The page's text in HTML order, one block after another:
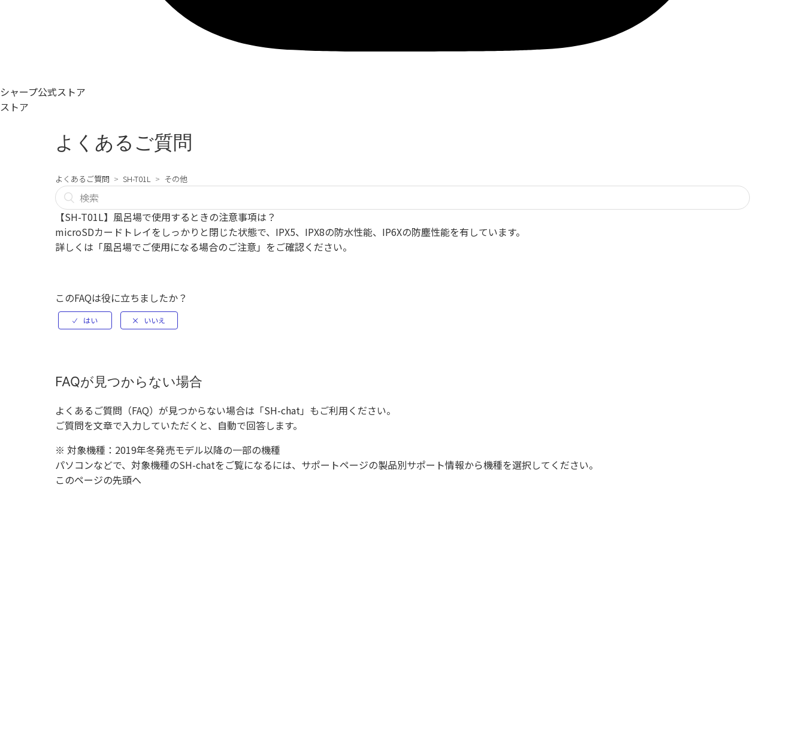
シャープ公式ストア
ストア
よくあるご質問
よくあるご質問 SH-T01L その他
【SH-T01L】風呂場で使用するときの注意事項は？
microSDカードトレイをしっかりと閉じた状態で、IPX5、IPX8の防水性能、IP6Xの防塵性能を有しています。
詳しくは 「風呂場でご使用になる場合のご注意」 をご確認ください。
このFAQは役に立ちましたか？
FAQが見つからない場合
よくあるご質問（FAQ）が見つからない場合は「SH-chat」もご利用ください。
ご質問を文章で入力していただくと、自動で回答します。
※ 対象機種：2019年冬発売モデル以降の一部の機種
パソコンなどで、対象機種のSH-chatをご覧になるには、サポートページの製品別サポート情報から機種を選択してください。
このページの先頭へ